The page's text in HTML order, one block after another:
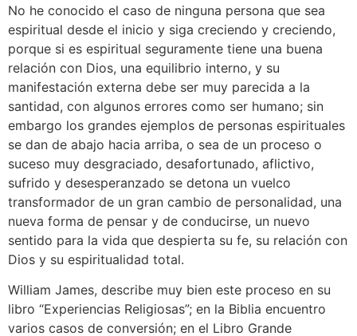
No he conocido el caso de ninguna persona que sea
espiritual desde el inicio y siga creciendo y creciendo,
porque si es espiritual seguramente tiene una buena
relación con Dios, una equilibrio interno, y su
manifestación externa debe ser muy parecida a la
santidad, con algunos errores como ser humano; sin
embargo los grandes ejemplos de personas espirituales
se dan de abajo hacia arriba, o sea de un proceso o
suceso muy desgraciado, desafortunado, aflictivo,
sufrido y desesperanzado se detona un vuelco
transformador de un gran cambio de personalidad, una
nueva forma de pensar y de conducirse, un nuevo
sentido para la vida que despierta su fe, su relación con
Dios y su espiritualidad total.
William James, describe muy bien este proceso en su
libro “Experiencias Religiosas”; en la Biblia encuentro
varios casos de conversión; en el Libro Grande